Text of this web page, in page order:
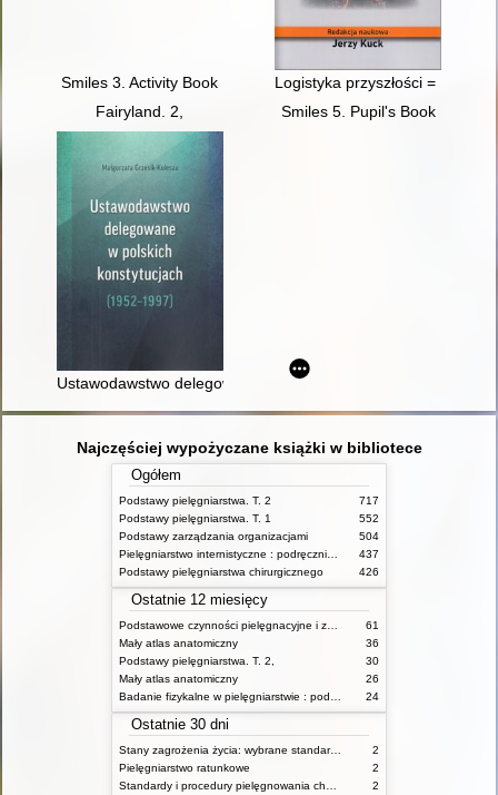
Smiles 3. Activity Book
Logistyka przyszłości =
Fairyland. 2,
Smiles 5. Pupil's Book
Ustawodawstwo delegowane w polskich konstytucjach (1952 -
Najczęściej wypożyczane książki w bibliotece
Ogółem
Podstawy pielęgniarstwa. T. 2
717
Podstawy pielęgniarstwa. T. 1
552
Podstawy zarządzania organizacjami
504
437
Podstawy pielęgniarstwa chirurgicznego
426
Ostatnie 12 miesięcy
61
Mały atlas anatomiczny
36
Podstawy pielęgniarstwa. T. 2,
30
Mały atlas anatomiczny
26
24
Ostatnie 30 dni
Stany zagrożenia życia: wybrane standardy opieki i procedury postępowania pielęgniarskiego
2
Pielęgniarstwo ratunkowe
2
2